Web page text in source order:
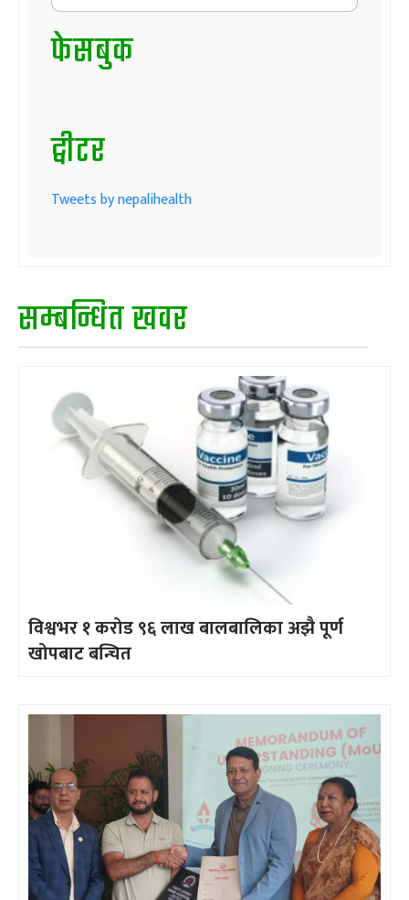
फेसबुक
ट्वीटर
Tweets by nepalihealth
सम्बन्धित खवर
विश्वभर १ करोड ९६ लाख बालबालिका अझै पूर्ण
खोपबाट बन्चित